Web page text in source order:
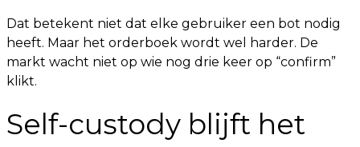
Dat betekent niet dat elke gebruiker een bot nodig
heeft. Maar het orderboek wordt wel harder. De
markt wacht niet op wie nog drie keer op “confirm”
klikt.
Self-custody blijft het